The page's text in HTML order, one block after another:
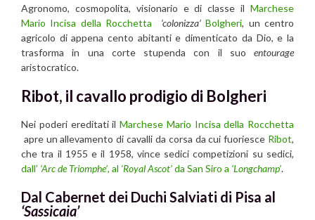
Agronomo, cosmopolita, visionario e di classe il Marchese
Mario Incisa della Rocchetta
‘colonizza’ Bolgheri, un centro
agricolo di appena cento abitanti e dimenticato da Dio, e la
trasforma in una corte stupenda con il suo entourage
aristocratico.
Ribot, il cavallo prodigio di Bolgheri
Nei poderi ereditati il Marchese Mario Incisa della Rocchetta
apre un allevamento di cavalli da corsa da cui fuoriesce Ribot,
che tra il 1955 e il 1958, vince sedici competizioni su sedici,
dall’ ‘Arc de Triomphe’, al ‘Royal Ascot’da San Siro a ‘Longchamp’.
Dal Cabernet dei Duchi Salviati di Pisa al
‘Sassicaia’